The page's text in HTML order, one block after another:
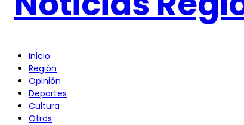
Inicio
Región
Opinión
Deportes
Cultura
Otros